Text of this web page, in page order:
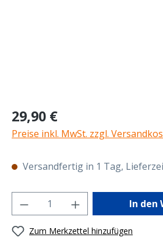
Regulärer Preis:
29,90 €
Preise inkl. MwSt. zzgl.
Versandfertig in 1 Tag,
Produkt Anzahl: GibIn den
Zum Merkzettel hinzufügen